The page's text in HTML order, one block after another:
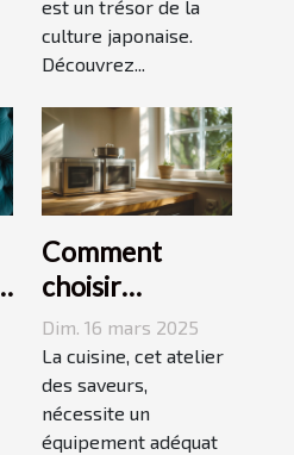
est un trésor de la
culture japonaise.
Découvrez...
Comment
choisir
l'équipement
de cuisine idéal
pour vos
recettes
Dim. 16 mars 2025
La cuisine, cet atelier
des saveurs,
nécessite un
équipement adéquat